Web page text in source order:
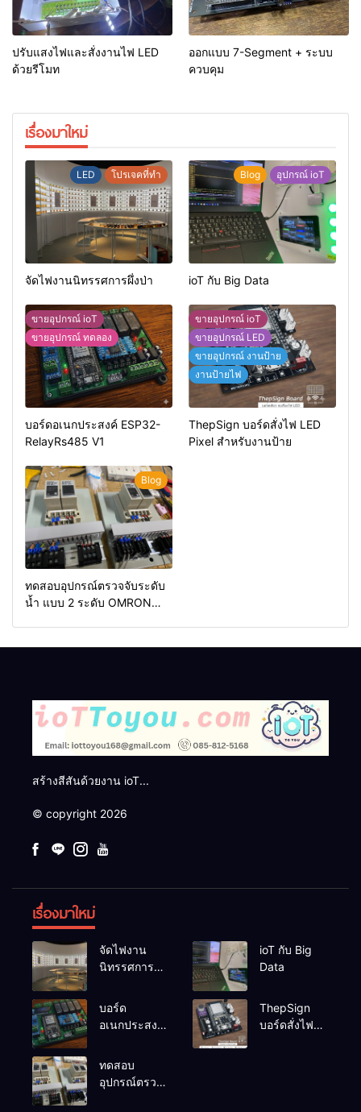
ปรับแสงไฟและสั่งงานไฟ LED
ด้วยรีโมท
ออกแบบ 7-Segment + ระบบ
ควบคุม
เรื่องมาใหม่
LED โปรเจคที่ทำ
จัดไฟงานนิทรรศการผึ่งป่า
Blog อุปกรณ์ ioT
ioT กับ Big Data
ขายอุปกรณ์ ioT
ขายอุปกรณ์ ทดลอง
บอร์ดอเนกประสงค์ ESP32-
RelayRs485 V1
ขายอุปกรณ์ ioT
ขายอุปกรณ์ LED
ขายอุปกรณ์ งานป้าย
งานป้ายไฟ
ThepSign บอร์ดสั่งไฟ LED
Pixel สำหรับงานป้าย
Blog
ทดสอบอุปกรณ์ตรวจจับระดับ
น้ำ แบบ 2 ระดับ OMRON
สร้างสีสันด้วยงาน ioT...
© copyright 2026
เรื่องมาใหม่
จัดไฟงาน
นิทรรศการผึ่ง
ioT กับ Big
Data
บอร์ด
อเนกประสงค์
V1
ThepSign
บอร์ดสั่งไฟ
ทดสอบ
อุปกรณ์ตรวจ